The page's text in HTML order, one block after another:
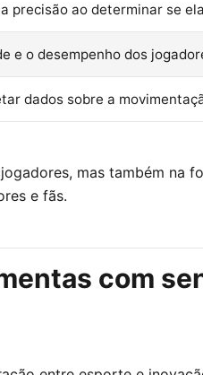
precisão ao determinar se
e o desempenho dos
dados sobre a
mas também na
e fãs.
com